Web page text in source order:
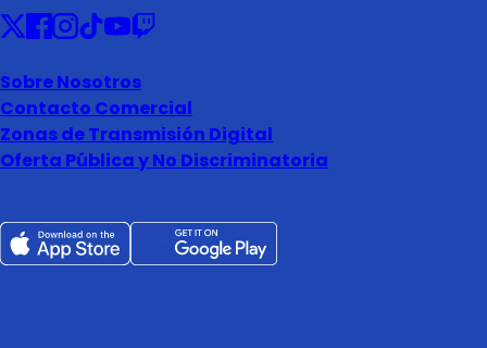
Sobre Nosotros
Contacto Comercial
Zonas de Transmisión Digital
Oferta Pública y No Discriminatoria